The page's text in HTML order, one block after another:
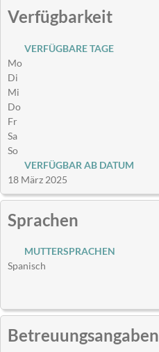
Verfügbarkeit
VERFÜGBARE TAGE
Mo
Di
Mi
Do
Fr
Sa
So
VERFÜGBAR AB DATUM
18 März 2025
Sprachen
MUTTERSPRACHEN
Spanisch
Betreuungsangaben